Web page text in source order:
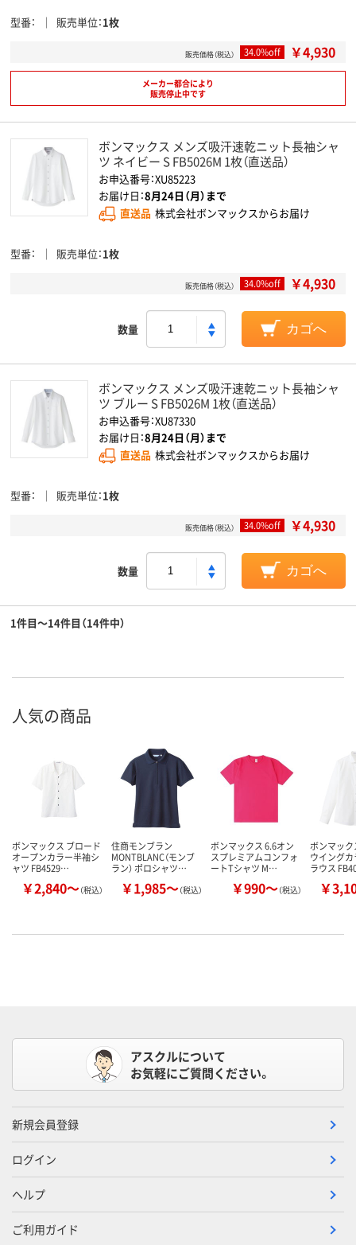
型番 販売単位 1枚
販売価格（税込） 34.0%off ￥4,930
メーカー都合により
販売停止中です
ボンマックス メンズ吸汗速乾ニット長袖シャ
ツ ネイビー S FB5026M 1枚（直送品）
お申込番号：XU85223
お届け日：8月24日（月）まで
直送品 株式会社ボンマックスからお届け
型番 販売単位 1枚
販売価格（税込） 34.0%off ￥4,930
数量 カゴへ
ボンマックス メンズ吸汗速乾ニット長袖シャ
ツ ブルー S FB5026M 1枚（直送品）
お申込番号：XU87330
お届け日：8月24日（月）まで
直送品 株式会社ボンマックスからお届け
型番 販売単位 1枚
販売価格（税込） 34.0%off ￥4,930
数量 カゴへ
1件目～14件目（14件中）
人気の商品
ボンマックス ブロード
オープンカラー半袖シ
ャツ FB4529…
￥2,840～（税込）
住商モンブラン
MONTBLANC（モンブ
ラン） ポロシャツ…
￥1,985～（税込）
ボンマックス 6.6オン
スプレミアムコンフォ
ートTシャツ M…
￥990～（税込）
ボンマッ
ウイング
ラウス
￥
アスクルについて
お気軽にご質問ください。
新規会員登録
ログイン
ヘルプ
ご利用ガイド